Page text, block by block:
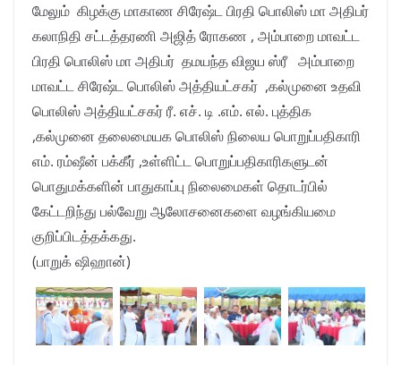
மேலும் கிழக்கு மாகாண சிரேஷ்ட பிரதி பொலிஸ் மா அதிபர்
கலாநிதி சட்டத்தரணி அஜித் ரோகண , அம்பாறை மாவட்ட
பிரதி பொலிஸ் மா அதிபர் தமயந்த விஜய ஸ்ரீ அம்பாறை
மாவட்ட சிரேஷ்ட பொலிஸ் அத்தியட்சகர் ,கல்முனை உதவி
பொலிஸ் அத்தியட்சகர் ரீ. எச். டி .எம். எல். புத்திக
,கல்முனை தலைமையக பொலிஸ் நிலைய பொறுப்பதிகாரி
எம். ரம்ஷீன் பக்கீர் ,உள்ளிட்ட பொறுப்பதிகாரிகளுடன்
பொதுமக்களின் பாதுகாப்பு நிலைமைகள் தொடர்பில்
கேட்டறிந்து பல்வேறு ஆலோசனைகளை வழங்கியமை
குறிப்பிடத்தக்கது.
(பாறுக் ஷிஹான்)